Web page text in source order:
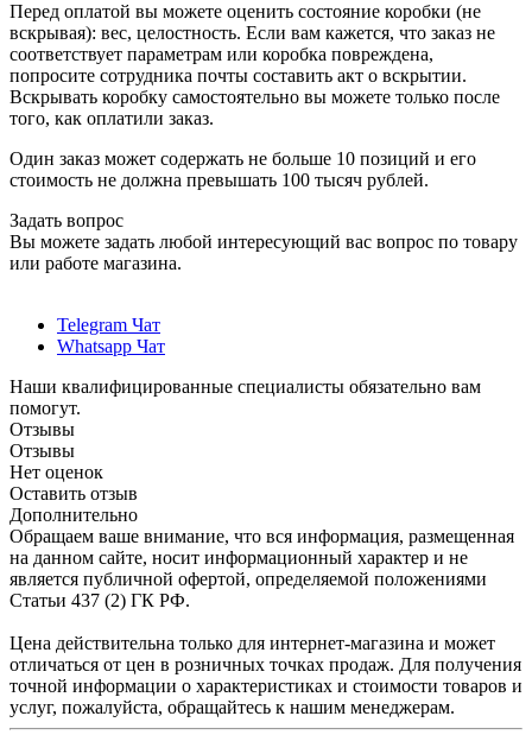
Перед оплатой вы можете оценить состояние коробки (не
вскрывая): вес, целостность. Если вам кажется, что заказ не
соответствует параметрам или коробка повреждена,
попросите сотрудника почты составить акт о вскрытии.
Вскрывать коробку самостоятельно вы можете только после
того, как оплатили заказ.
Один заказ может содержать не больше 10 позиций и его
стоимость не должна превышать 100 тысяч рублей.
Задать вопрос
Вы можете задать любой интересующий вас вопрос по товару
или работе магазина.
Telegram Чат
Whatsapp Чат
Наши квалифицированные специалисты обязательно вам
помогут.
Отзывы
Отзывы
Нет оценок
Оставить отзыв
Дополнительно
Обращаем ваше внимание, что вся информация, размещенная
на данном сайте, носит информационный характер и не
является публичной офертой, определяемой положениями
Статьи 437 (2) ГК РФ.
Цена действительна только для интернет-магазина и может
отличаться от цен в розничных точках продаж. Для получения
точной информации о характеристиках и стоимости товаров и
услуг, пожалуйста, обращайтесь к нашим менеджерам.